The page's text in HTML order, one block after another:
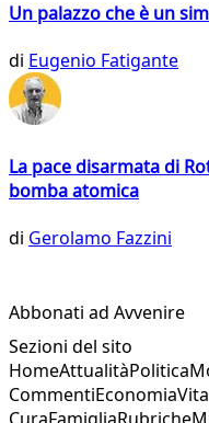
Un palazzo che è un
di Eugenio Fatigante
La pace disarmata di
bomba atomica
di Gerolamo Fazzini
Abbonati ad Avvenire
Sezioni del sito
HomeAttualitàPolitica
CommentiEconomia